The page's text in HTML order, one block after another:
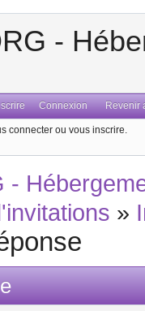
-
Connexion Revenir
connecter ou vous inscrire.
-
»